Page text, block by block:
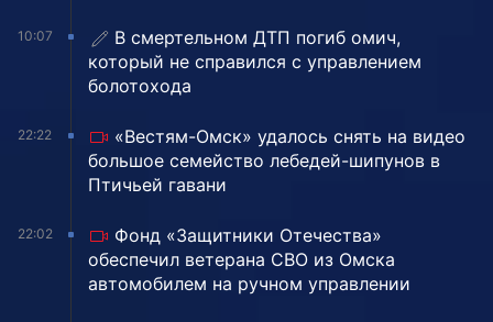
10:07
В смертельном ДТП погиб омич,
который не справился с управлением
болотохода
22:22
«Вестям-Омск» удалось снять на видео
большое семейство лебедей-шипунов в
Птичьей гавани
22:02
Фонд «Защитники Отечества»
обеспечил ветерана СВО из Омска
автомобилем на ручном управлении